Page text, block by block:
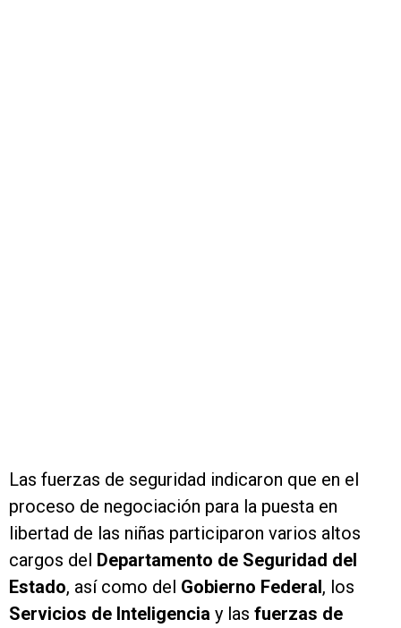
Las fuerzas de seguridad indicaron que en el
proceso de negociación para la puesta en
libertad de las niñas participaron varios altos
cargos del Departamento de Seguridad del
Estado, así como del Gobierno Federal, los
Servicios de Inteligencia y las fuerzas de